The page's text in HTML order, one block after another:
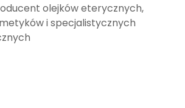
olejków eterycznych,
i specjalistycznych